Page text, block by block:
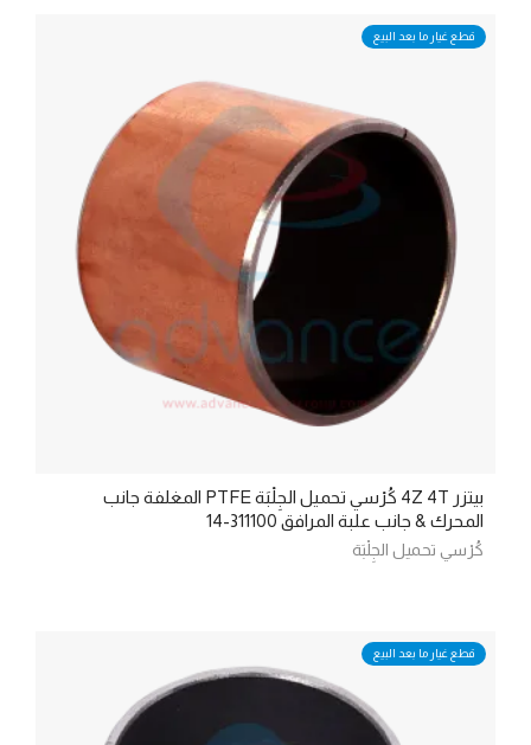
قطع غيار ما بعد البيع
بيتزر 4Z 4T كُرْسي تحميل الجِلْبَة PTFE المغلفة جانب
المحرك & جانب علبة المرافق 311100-14
كُرْسي تحميل الجِلْبَة
قطع غيار ما بعد البيع